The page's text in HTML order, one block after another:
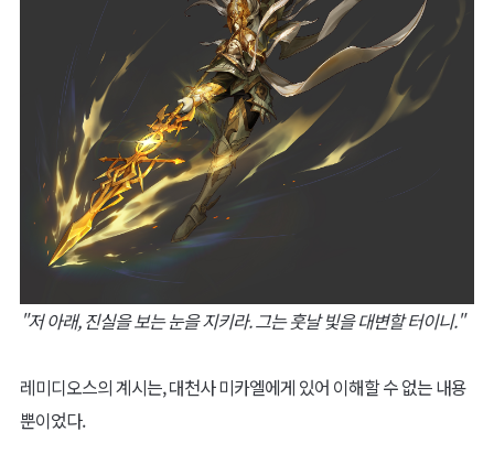
"저 아래, 진실을 보는 눈을 지키라. 그는 훗날 빛을 대변할 터이니."
레미디오스의 계시는, 대천사 미카엘에게 있어 이해할 수 없는 내용
뿐이었다.